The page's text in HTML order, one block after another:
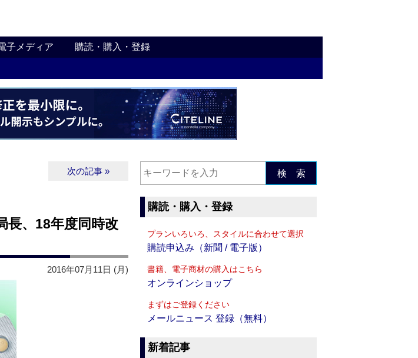
子メディア 購読・購入・登録
次の記事 »
長、18年度同時改
2016年07月11日 (月)
検 索
購読・購入・登録
プランいろいろ、スタイルに合わせて選択
購読申込み（新聞 / 電子版）
書籍、電子商材の購入はこちら
オンラインショップ
まずはご登録ください
メールニュース 登録（無料）
新着記事